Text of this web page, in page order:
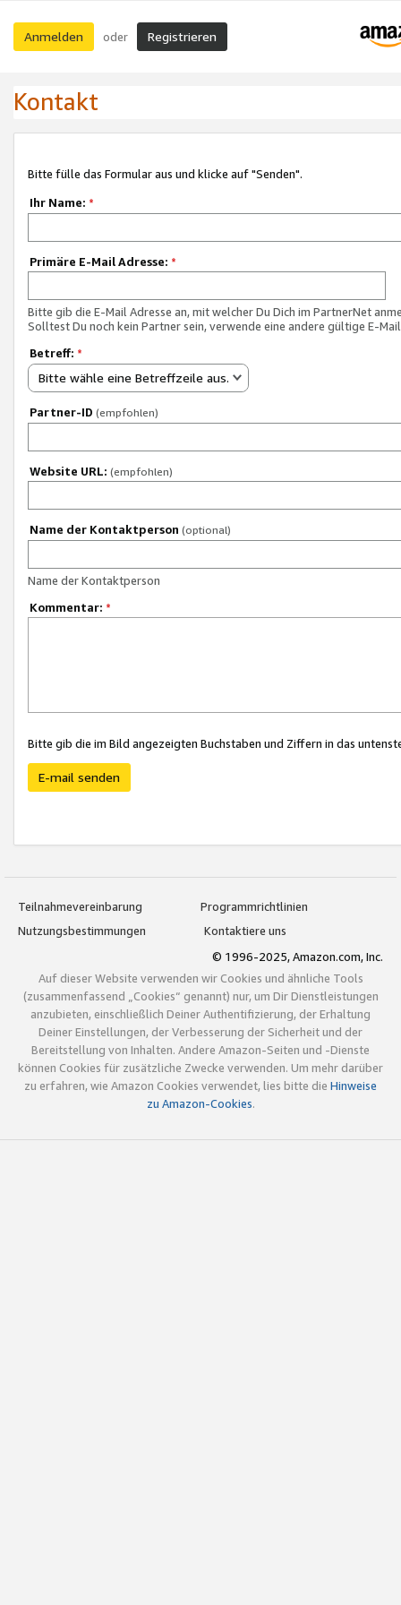
Anmelden oder Registrieren
Kontakt
Bitte fülle das Formular aus und klicke auf "Senden".
Ihr Name: *
Primäre E-Mail Adresse: *
Bitte gib die E-Mail Adresse an, mit welcher Du Dich im PartnerNet
Solltest Du noch kein Partner sein, verwende eine andere gültige E-
Betreff: *
Bitte wähle eine Betreffzeile aus.
Partner-ID (empfohlen)
Website URL: (empfohlen)
Name der Kontaktperson (optional)
Name der Kontaktperson
Kommentar: *
Bitte gib die im Bild angezeigten Buchstaben und Ziffern in das
E-mail senden
Teilnahmevereinbarung
Programmrichtlinien
Nutzungsbestimmungen
Kontaktiere uns
© 1996-2025, Amazon.com, Inc.
Auf dieser Website verwenden wir Cookies und ähnliche Tools
(zusammenfassend „Cookies“ genannt) nur, um Dir Dienstleistungen
anzubieten, einschließlich Deiner Authentifizierung, der Erhaltung
Deiner Einstellungen, der Verbesserung der Sicherheit und der
Bereitstellung von Inhalten. Andere Amazon-Seiten und -Dienste
können Cookies für zusätzliche Zwecke verwenden. Um mehr darüber
zu erfahren, wie Amazon Cookies verwendet, lies bitte die Hinweise
zu Amazon-Cookies.